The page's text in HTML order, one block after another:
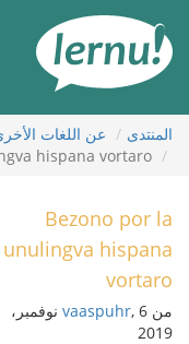
المحتويات
المنتدى
عن اللغات
hispana vortaro
Bezono por la
unulingva hispana
vortaro
من vaaspuhr , 6 نوفمبر،
2019